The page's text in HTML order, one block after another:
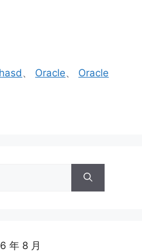
、 Oracle、 Oracle
年 8 月